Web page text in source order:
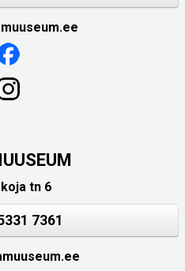
tn 6
7361